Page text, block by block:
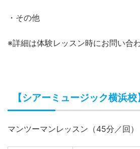
・その他
※詳細は体験レッスン時にお問い合
【シアーミュージック横浜
マンツーマンレッスン（45分／回）